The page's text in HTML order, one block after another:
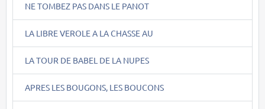
NE TOMBEZ PAS DANS LE PANOT
LA LIBRE VEROLE A LA CHASSE AU
LA TOUR DE BABEL DE LA NUPES
APRES LES BOUGONS, LES BOUCONS